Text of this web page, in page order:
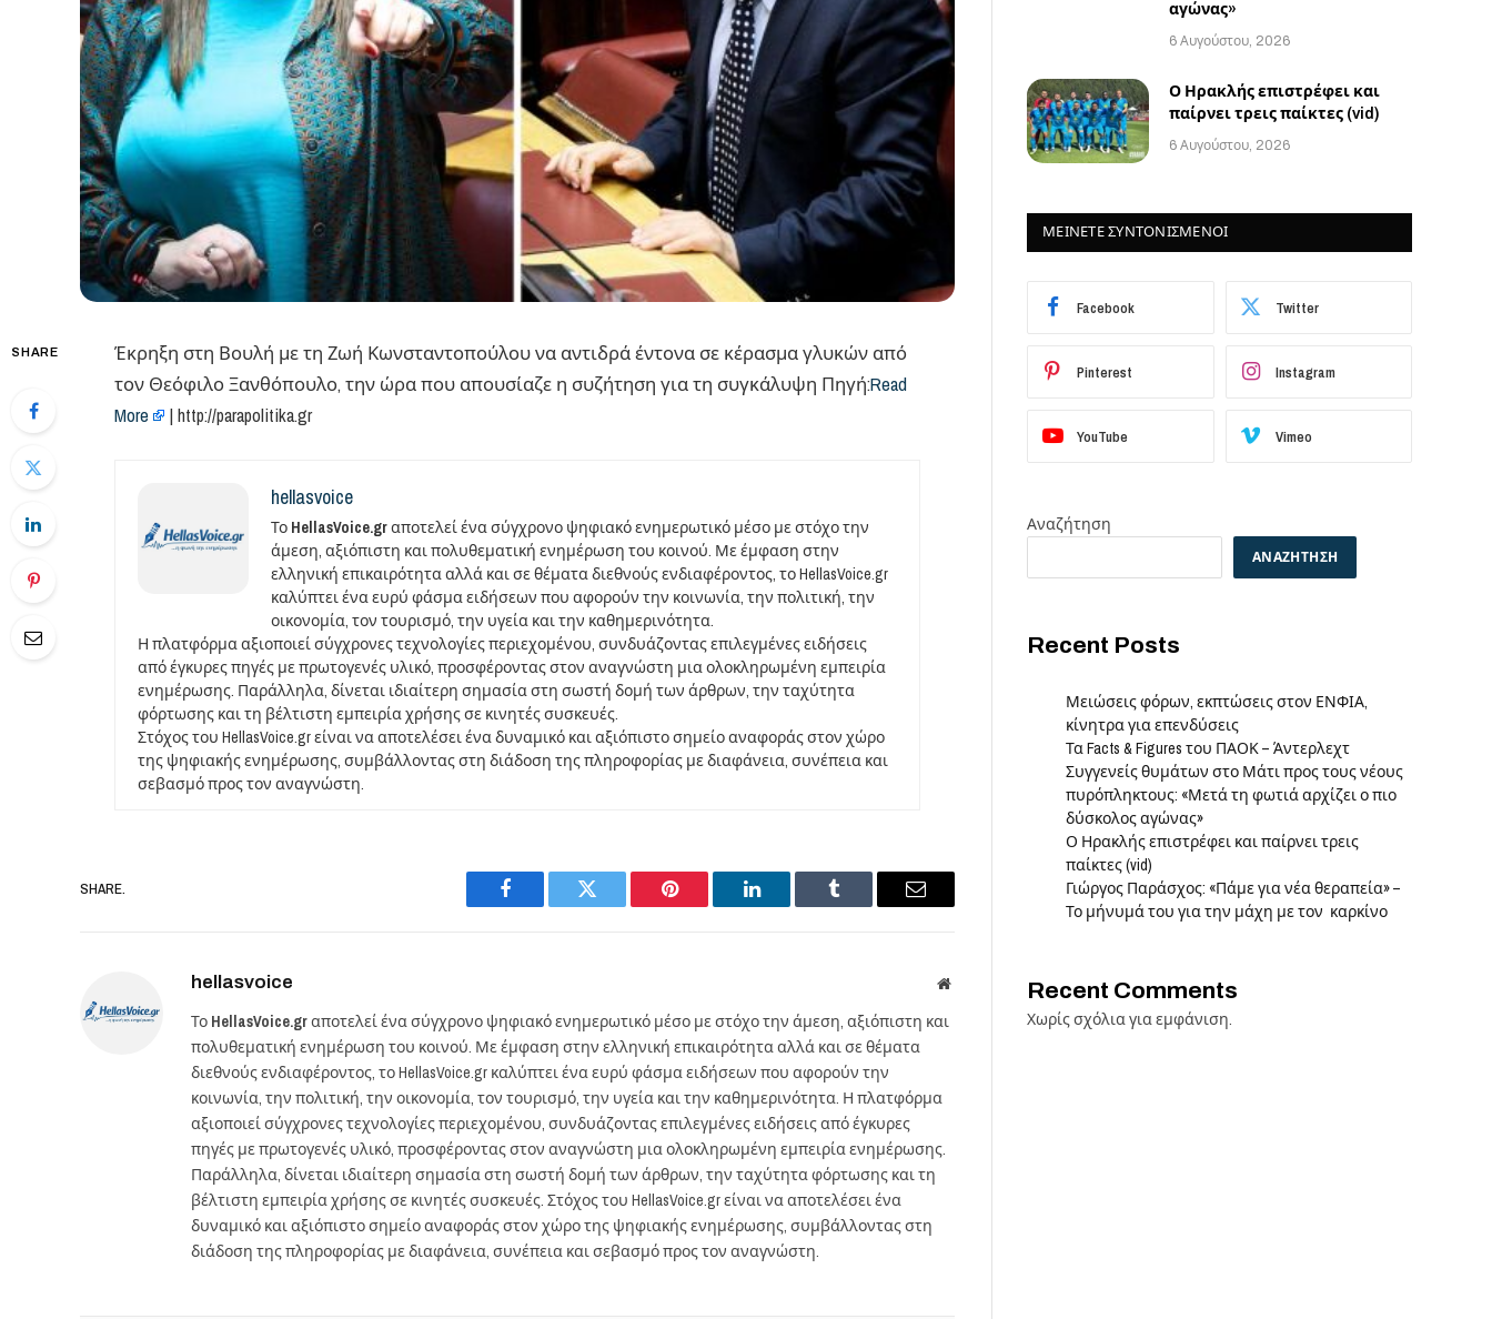
SHARE
Έκρηξη στη Βουλή με τη Ζωή Κωνσταντοπούλου να αντιδρά έντονα σε κέρασμα γλυκών από
τον Θεόφιλο Ξανθόπουλο, την ώρα που απουσίαζε η συζήτηση για τη συγκάλυψη Πηγή:Read
More
| http://parapolitika.gr
hellasvoice
Το HellasVoice.grαποτελεί ένα σύγχρονο ψηφιακό ενημερωτικό μέσο με στόχο την
άμεση, αξιόπιστη και πολυθεματική ενημέρωση του κοινού. Με έμφαση στην
ελληνική επικαιρότητα αλλά και σε θέματα διεθνούς ενδιαφέροντος, το HellasVoice.gr
καλύπτει ένα ευρύ φάσμα ειδήσεων που αφορούν την κοινωνία, την πολιτική, την
οικονομία, τον τουρισμό, την υγεία και την καθημερινότητα.
Η πλατφόρμα αξιοποιεί σύγχρονες τεχνολογίες περιεχομένου, συνδυάζοντας επιλεγμένες ειδήσεις
από έγκυρες πηγές με πρωτογενές υλικό, προσφέροντας στον αναγνώστη μια ολοκληρωμένη εμπειρία
ενημέρωσης. Παράλληλα, δίνεται ιδιαίτερη σημασία στη σωστή δομή των άρθρων, την ταχύτητα
φόρτωσης και τη βέλτιστη εμπειρία χρήσης σε κινητές συσκευές.
Στόχος του HellasVoice.gr είναι να αποτελέσει ένα δυναμικό και αξιόπιστο σημείο αναφοράς στον χώρο
της ψηφιακής ενημέρωσης, συμβάλλοντας στη διάδοση της πληροφορίας με διαφάνεια, συνέπεια και
σεβασμό προς τον αναγνώστη.
SHARE.
Facebook Twitter Pinterest LinkedIn Tumblr Email
hellasvoice Website
Το HellasVoice.grαποτελεί ένα σύγχρονο ψηφιακό ενημερωτικό μέσο με στόχο την άμεση, αξιόπιστη και
πολυθεματική ενημέρωση του κοινού. Με έμφαση στην ελληνική επικαιρότητα αλλά και σε θέματα
διεθνούς ενδιαφέροντος, το HellasVoice.gr καλύπτει ένα ευρύ φάσμα ειδήσεων που αφορούν την
κοινωνία, την πολιτική, την οικονομία, τον τουρισμό, την υγεία και την καθημερινότητα. Η πλατφόρμα
αξιοποιεί σύγχρονες τεχνολογίες περιεχομένου, συνδυάζοντας επιλεγμένες ειδήσεις από έγκυρες
πηγές με πρωτογενές υλικό, προσφέροντας στον αναγνώστη μια ολοκληρωμένη εμπειρία ενημέρωσης.
Παράλληλα, δίνεται ιδιαίτερη σημασία στη σωστή δομή των άρθρων, την ταχύτητα φόρτωσης και τη
βέλτιστη εμπειρία χρήσης σε κινητές συσκευές. Στόχος του HellasVoice.gr είναι να αποτελέσει ένα
δυναμικό και αξιόπιστο σημείο αναφοράς στον χώρο της ψηφιακής ενημέρωσης, συμβάλλοντας στη
διάδοση της πληροφορίας με διαφάνεια, συνέπεια και σεβασμό προς τον αναγνώστη.
αγώνας»
6 Αυγούστου, 2026
Ο Ηρακλής επιστρέφει και
παίρνει τρεις παίκτες (vid)
6 Αυγούστου, 2026
ΜΕΙΝΕΤΕ ΣΥΝΤΟΝΙΣΜΕΝΟΙ
Facebook Twitter
Pinterest Instagram
YouTube Vimeo
Αναζήτηση
ΑΝΑΖΉΤΗΣΗ
Recent Posts
Μειώσεις φόρων, εκπτώσεις στον ΕΝΦΙΑ,
κίνητρα για επενδύσεις
Τα Facts & Figures του ΠΑΟΚ – Άντερλεχτ
Συγγενείς θυμάτων στο Μάτι προς τους νέους
πυρόπληκτους: «Μετά τη φωτιά αρχίζει ο πιο
δύσκολος αγώνας»
Ο Ηρακλής επιστρέφει και παίρνει τρεις
παίκτες (vid)
Γιώργος Παράσχος: «Πάμε για νέα θεραπεία» –
Το μήνυμά του για την μάχη με τον καρκίνο
Recent Comments
Χωρίς σχόλια για εμφάνιση.